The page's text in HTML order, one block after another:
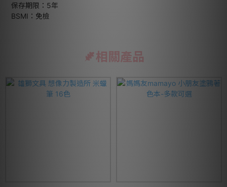
保存期限：5年
BSMI：免檢
相關產品